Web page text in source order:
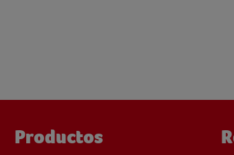
Productos